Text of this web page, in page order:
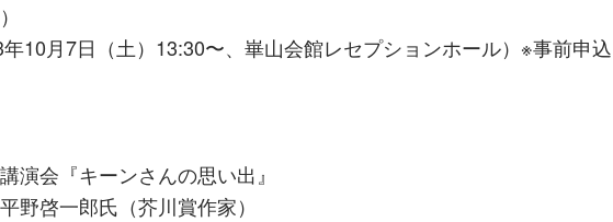
年10月7日（土）13:30〜、崋山会館レセプションホール）※事前申込
演会『キーンさんの思い出』
野啓一郎氏（芥川賞作家）